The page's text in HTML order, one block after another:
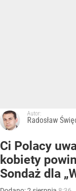
Autor:
Radosław
Ci Polacy
kobiety
Sondaż dla